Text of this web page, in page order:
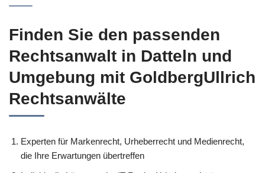
Finden Sie den passenden
Rechtsanwalt in Datteln und
Umgebung mit GoldbergUllrich
Rechtsanwälte
Experten für Markenrecht, Urheberrecht und Medienrecht,
die Ihre Erwartungen übertreffen